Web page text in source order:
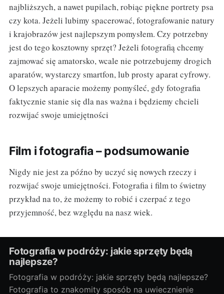
najbliższych, a nawet pupilach, robiąc piękne portrety psa
czy kota. Jeżeli lubimy spacerować, fotografowanie natury
i krajobrazów jest najlepszym pomysłem. Czy potrzebny
jest do tego kosztowny sprzęt? Jeżeli fotografią chcemy
zajmować się amatorsko, wcale nie potrzebujemy drogich
aparatów, wystarczy smartfon, lub prosty aparat cyfrowy.
O lepszych aparacie możemy pomyśleć, gdy fotografia
faktycznie stanie się dla nas ważna i będziemy chcieli
rozwijać swoje umiejętności
Film i fotografia – podsumowanie
Nigdy nie jest za późno by uczyć się nowych rzeczy i
rozwijać swoje umiejętności. Fotografia i film to świetny
przykład na to, że możemy to robić i czerpać z tego
przyjemność, bez względu na nasz wiek.
Fotografia w podróży: jakie sprzęty będą
najlepsze?
Fotografia w podróży: jakie sprzęty będą najlepsze?
Fotografia to znakomity sposób na uwiecznienie